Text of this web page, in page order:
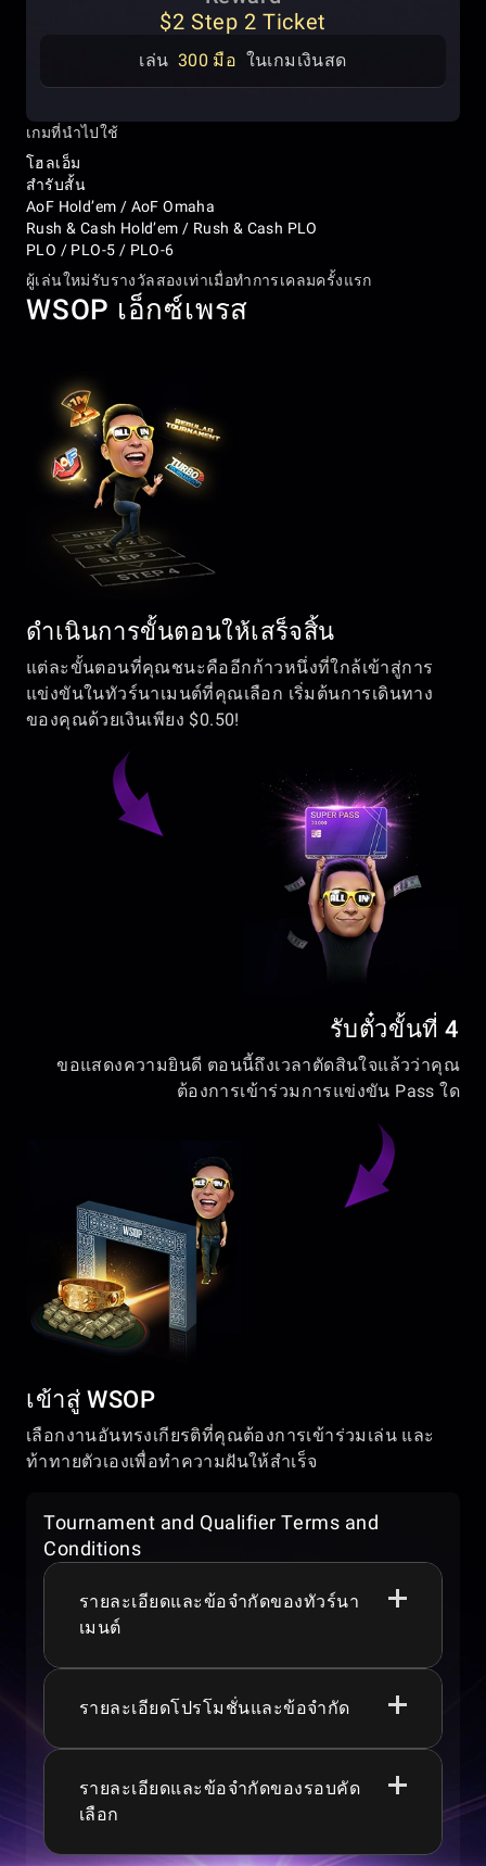
$2 Step 2 Ticket
เล่น 300 มือ ในเกมเงินสด
เกมที่นำไปใช้
โฮลเอ็ม
สำรับสั้น
AoF Hold’em / AoF Omaha
Rush & Cash Hold’em / Rush & Cash PLO
PLO / PLO-5 / PLO-6
ผู้เล่นใหม่รับรางวัลสองเท่าเมื่อทำการเคลมครั้งแรก
WSOP เอ็กซ์เพรส
ดำเนินการขั้นตอนให้เสร็จสิ้น
แต่ละขั้นตอนที่คุณชนะคืออีกก้าวหนึ่งที่ใกล้เข้าสู่การ
แข่งขันในทัวร์นาเมนต์ที่คุณเลือก เริ่มต้นการเดินทาง
ของคุณด้วยเงินเพียง $0.50!
รับตั๋วขั้นที่ 4
ขอแสดงความยินดี ตอนนี้ถึงเวลาตัดสินใจแล้วว่าคุณ
ต้องการเข้าร่วมการแข่งขัน Pass ใด
เข้าสู่ WSOP
เลือกงานอันทรงเกียรติที่คุณต้องการเข้าร่วมเล่น และ
ท้าทายตัวเองเพื่อทำความฝันให้สำเร็จ
Tournament and Qualifier Terms and
Conditions
รายละเอียดและข้อจำกัดของทัวร์นา
เมนต์
ผู้เล่นต้องมีอายุ 18+, 19+, 21+ หรือ 24+ ขึ้นอยู่
เงินรางวัลรวม การรับประกัน โปรโมชั่น ทัวร์
นาเมนต์ เกม และคุณสมบัติของเกม อาจมีการ
ข้อกำหนดและเงื่อนไขทั่วไป กฎของคาสิโน
รายละเอียดโปรโมชั่นและข้อจำกัด
WSOP Express ดำเนินการทุกวันตั้งแต่เวลา
00:00:00 ถึง 23:59:59 (UTC -8).
รายละเอียดและข้อจำกัดของรอบคัด
เลือก